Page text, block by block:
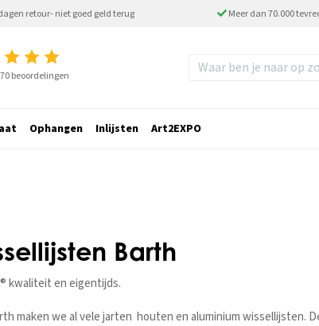
retour- niet goed geld terug Meer dan 70.000
beoordelingen
Ophangen Inlijsten Art2EXPO
Barth
kwaliteit en eigentijds.
maken we al vele jarten houten en aluminium wissellijsten.